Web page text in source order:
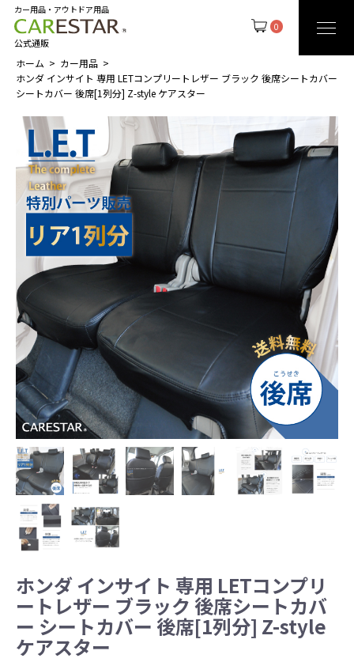
0
カー用品・アウトドア用品
公式通販
ホーム
カー用品
ホンダ インサイト 専用 LETコンプリートレザー ブラック 後席シートカバー
シートカバー 後席[1列分] Z-style ケアスター
ホンダ インサイト 専用 LETコンプリ
ートレザー ブラック 後席シートカバ
ー シートカバー 後席[1列分] Z-style
ケアスター